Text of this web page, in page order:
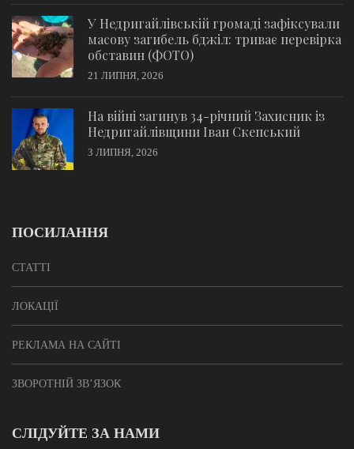
У Недригайлівській громаді зафіксували
масову загибель бджіл: триває перевірка
обставин (ФОТО)
21 ЛИПНЯ, 2026
На війні загинув 34-річний Захисник із
Недригайлівщини Іван Скепський
3 ЛИПНЯ, 2026
ПОСИЛАННЯ
СТАТТІ
ЛОКАЦІЇ
РЕКЛАМА НА САЙТІ
ЗВОРОТНІЙ ЗВ’ЯЗОК
СЛІДУЙТЕ ЗА НАМИ